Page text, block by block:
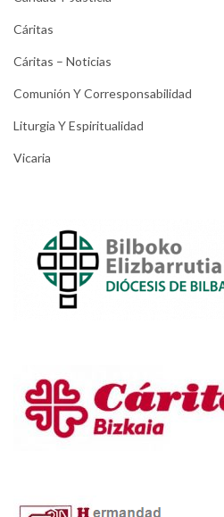
Cáritas
Cáritas – Noticias
Comunión Y Corresponsabilidad
Liturgia Y Espiritualidad
Vicaria